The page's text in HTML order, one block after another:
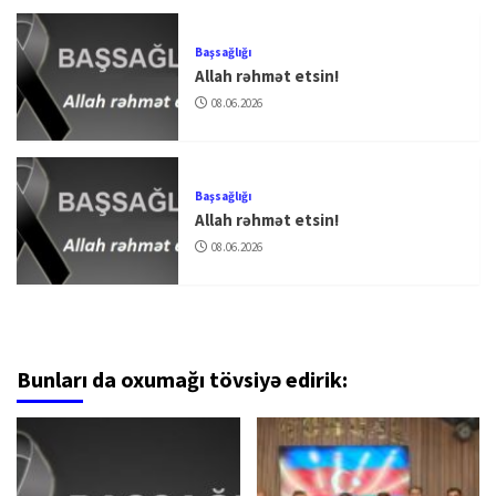
Başsağlığı
Allah rəhmət etsin!
08.06.2026
Başsağlığı
Allah rəhmət etsin!
08.06.2026
Bunları da oxumağı tövsiyə edirik: